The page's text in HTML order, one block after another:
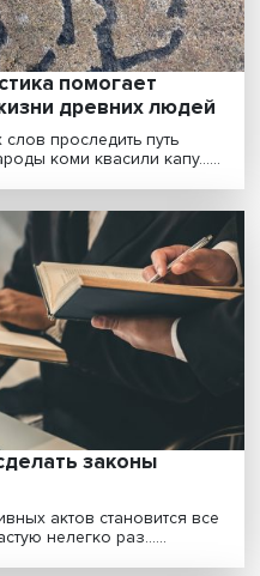
помогает
жизни древних
слов проследить путь
народы коми квасили